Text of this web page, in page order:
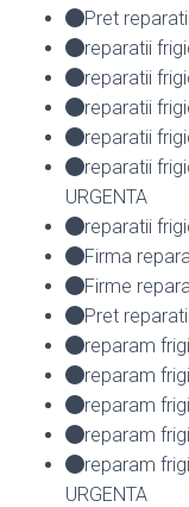
Pret
reparatii
reparatii
reparatii
reparatii
reparatii
URGENTA
reparatii
Firma
Firme
Pret
reparam
reparam
reparam
reparam
reparam
URGENTA